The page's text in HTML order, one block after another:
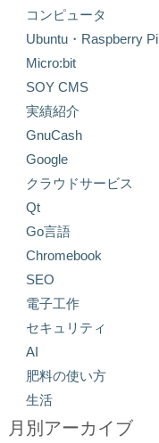
コンピュータ
Ubuntu・Raspberry Pi
Micro:bit
SOY CMS
実績紹介
GnuCash
Google
クラウドサービス
Qt
Go言語
Chromebook
SEO
電子工作
セキュリティ
AI
肥料の使い方
生活
月別アーカイブ